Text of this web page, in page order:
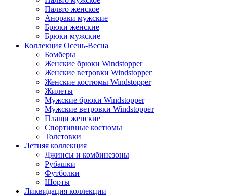
Пальто женское
Анораки мужские
Брюки женские
Брюки мужские
Коллекция Осень-Весна
Бомберы
Женские брюки Windstopper
Женские ветровки Windstopper
Женские костюмы Windstopper
Жилеты
Мужские брюки Windstopper
Мужские ветровки Windstopper
Плащи женские
Спортивные костюмы
Толстовки
Летняя коллекция
Джинсы и комбинезоны
Рубашки
Футболки
Шорты
Ликвидация коллекции